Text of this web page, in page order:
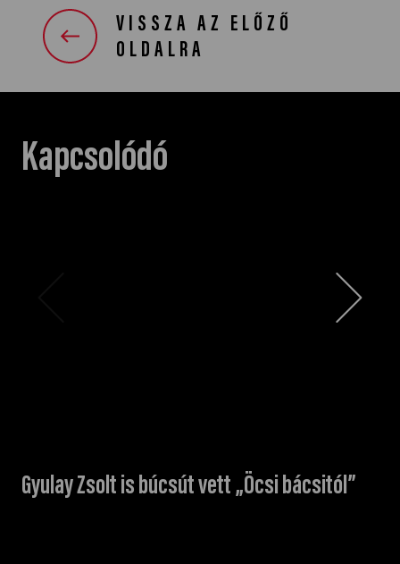
VISSZA AZ ELŐZŐ
OLDALRA
Kapcsolódó
Gyulay Zsolt is búcsút vett „Öcsi bácsitól”